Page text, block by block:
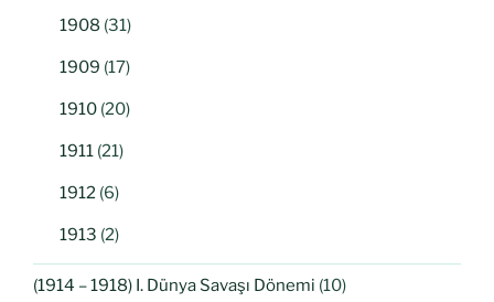
1908 (31)
1909 (17)
1910 (20)
1911 (21)
1912 (6)
1913 (2)
(1914 – 1918) I. Dünya Savaşı Dönemi (10)